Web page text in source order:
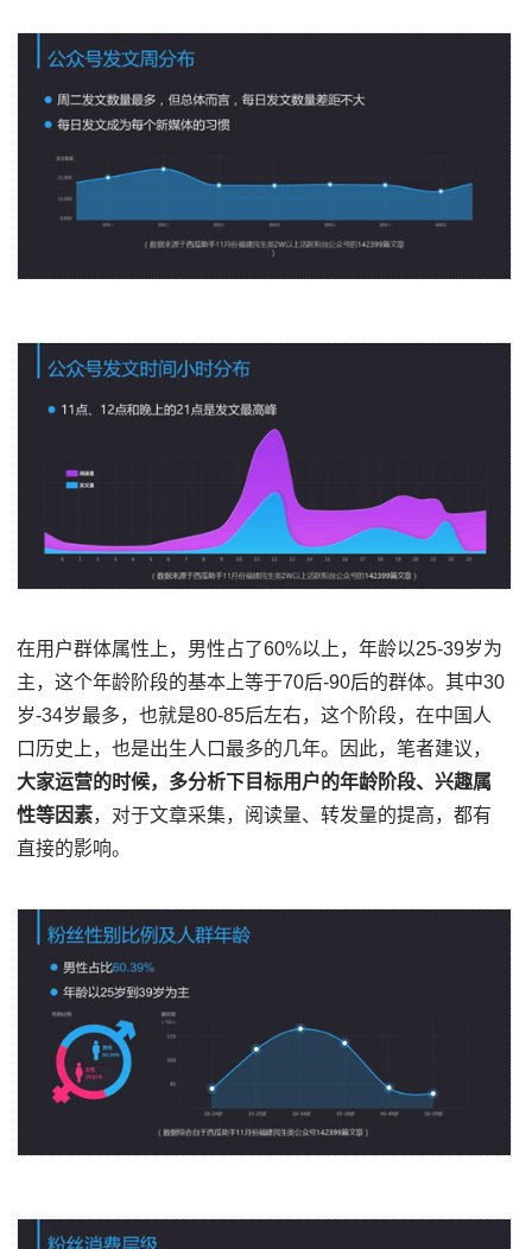
在用户群体属性上，男性占了60%以上，年龄以25-39岁为
主，这个年龄阶段的基本上等于70后-90后的群体。其中30
岁-34岁最多，也就是80-85后左右，这个阶段，在中国人
口历史上，也是出生人口最多的几年。因此，笔者建议，
大家运营的时候，多分析下目标用户的年龄阶段、兴趣属
性等因素，对于文章采集，阅读量、转发量的提高，都有
直接的影响。